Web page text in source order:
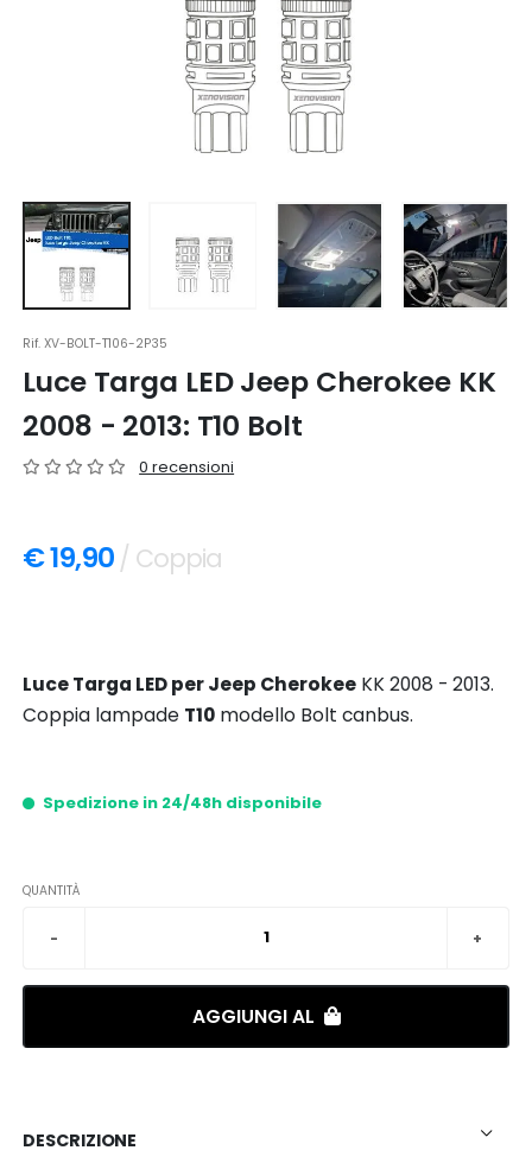
Rif.XV-BOLT-T106-2P35
Luce Targa LED Jeep Cherokee KK
2008 - 2013: T10 Bolt
0 recensioni
€ 19,90 / Coppia
Luce Targa LED per Jeep Cherokee KK 2008 - 2013.
Coppia lampade T10 modello Bolt canbus.
Spedizione in 24/48h disponibile
QUANTITÀ
AGGIUNGI AL
DESCRIZIONE